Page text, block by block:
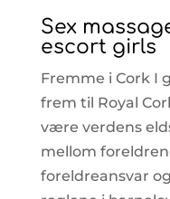
Sex
escort girls
Fremme i Cork I
frem til Royal
være verdens
mellom
foreldreansvar